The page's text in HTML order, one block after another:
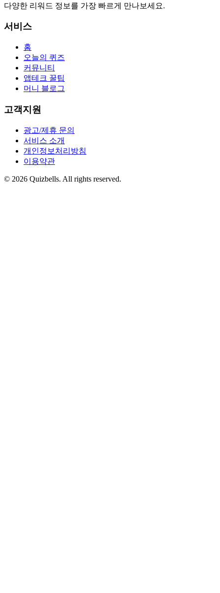
다양한 리워드 정보를 가장 빠르게 만나보세요.
서비스
홈
오늘의 퀴즈
커뮤니티
앱테크 꿀팁
머니 블로그
고객지원
광고/제휴 문의
서비스 소개
개인정보처리방침
이용약관
© 2026 Quizbells. All rights reserved.